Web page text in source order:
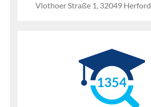
Vlothoer Straße 1, 32049 Herford
1354